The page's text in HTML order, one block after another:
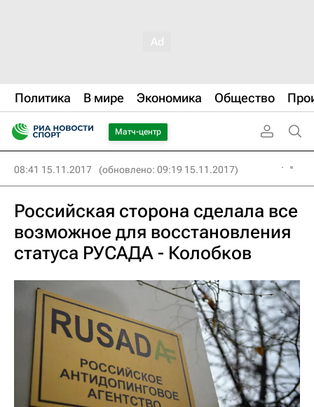
Политика В мире Экономика Общество
Матч-центр
08:41 15.11.2017 (обновлено: 09:19 15.11.2017)
Российская сторона сделала все
возможное для восстановления
статуса РУСАДА - Колобков